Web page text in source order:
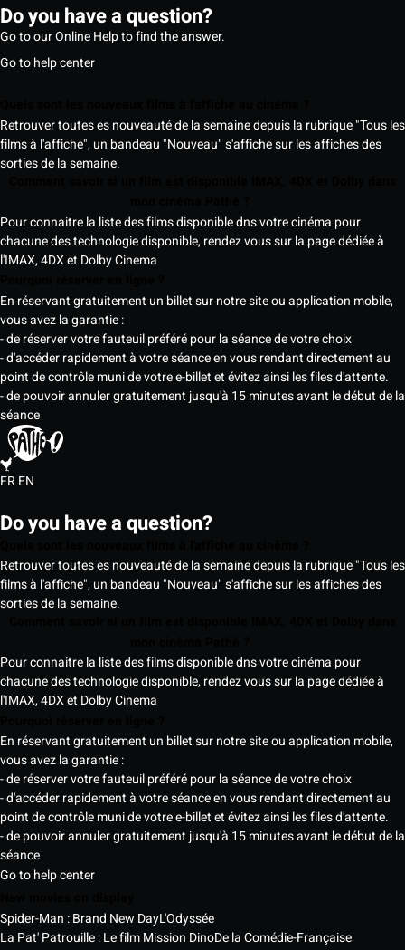
Do you have a question?
Go to our Online Help to find the answer.
Go to help center
Retrouver toutes es nouveauté de la semaine depuis la rubrique "Tous les
films à l'affiche", un bandeau "Nouveau" s'affiche sur les affiches des
sorties de la semaine.
Pour connaitre la liste des films disponible dns votre cinéma pour
chacune des technologie disponible, rendez vous sur la page dédiée à
l'IMAX, 4DX et Dolby Cinema
En réservant gratuitement un billet sur notre site ou application mobile,
vous avez la garantie :
- de réserver votre fauteuil préféré pour la séance de votre choix
- d'accéder rapidement à votre séance en vous rendant directement au
point de contrôle muni de votre e-billet et évitez ainsi les files d'attente.
- de pouvoir annuler gratuitement jusqu'à 15 minutes avant le début de la
séance
FREN
Do you have a question?
Retrouver toutes es nouveauté de la semaine depuis la rubrique "Tous les
films à l'affiche", un bandeau "Nouveau" s'affiche sur les affiches des
sorties de la semaine.
Pour connaitre la liste des films disponible dns votre cinéma pour
chacune des technologie disponible, rendez vous sur la page dédiée à
l'IMAX, 4DX et Dolby Cinema
En réservant gratuitement un billet sur notre site ou application mobile,
vous avez la garantie :
- de réserver votre fauteuil préféré pour la séance de votre choix
- d'accéder rapidement à votre séance en vous rendant directement au
point de contrôle muni de votre e-billet et évitez ainsi les files d'attente.
- de pouvoir annuler gratuitement jusqu'à 15 minutes avant le début de la
séance
Go to help center
Spider-Man : Brand New DayL'Odyssée
La Pat' Patrouille : Le film Mission DinoDe la Comédie-Française